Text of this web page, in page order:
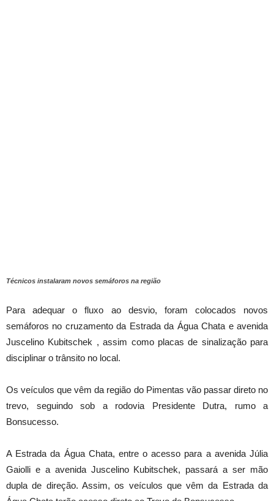
Técnicos instalaram novos semáforos na região
Para adequar o fluxo ao desvio, foram colocados novos
semáforos no cruzamento da Estrada da Água Chata eavenida
Juscelino Kubitschek , assim como placas de sinalização para
disciplinar o trânsito no local.
Os veículos que vêm da região do Pimentas vão passar direto no
trevo, seguindo sob a rodovia Presidente Dutra, rumo a
Bonsucesso.
A Estrada da Água Chata, entre o acesso para a avenida Júlia
Gaiolli e a avenida Juscelino Kubitschek, passará a ser mão
dupla de direção. Assim, os veículos que vêm da Estrada da